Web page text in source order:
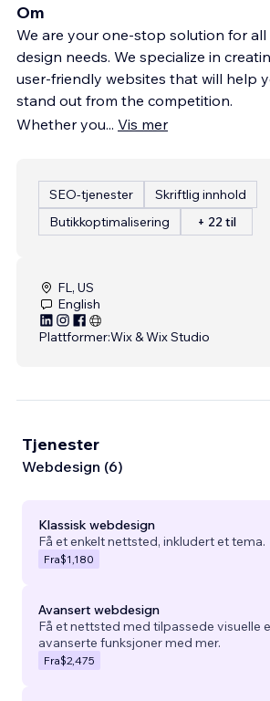
Om
We are your one-stop solution for
design needs. We specialize in
user-friendly websites that will help
stand out from the competition.
Whether you... Vis mer
SEO-tjenester
Skriftlig innhold
Butikkoptimalisering
+ 22 til
FL, US
English
Plattformer:Wix & Wix Studio
Tjenester
Webdesign (6)
Klassisk webdesign
Få et enkelt nettsted, inkludert et tema.
Fra$1,180
Avansert webdesign
Få et nettsted med tilpassede visuelle
avanserte funksjoner med mer.
Fra$2,475